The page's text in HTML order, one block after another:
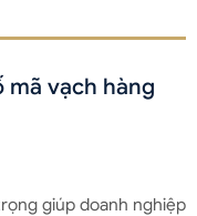
mã vạch hàng
giúp doanh nghiệp